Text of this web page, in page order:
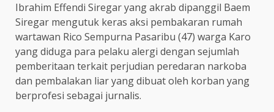
Ibrahim Effendi Siregar yang akrab dipanggil Baem
Siregar mengutuk keras aksi pembakaran rumah
wartawan Rico Sempurna Pasaribu (47) warga Karo
yang diduga para pelaku alergi dengan sejumlah
pemberitaan terkait perjudian peredaran narkoba
dan pembalakan liar yang dibuat oleh korban yang
berprofesi sebagai jurnalis.